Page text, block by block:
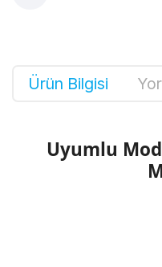
Ürün Bilgisi
Uyumlu